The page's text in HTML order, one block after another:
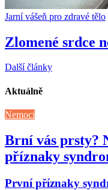
Jarní vášeň pro zdravé tělo
Zlomené srdce
Další články
Aktuálně
Nemoci
Brní vás prsty?
příznaky
První příznaky